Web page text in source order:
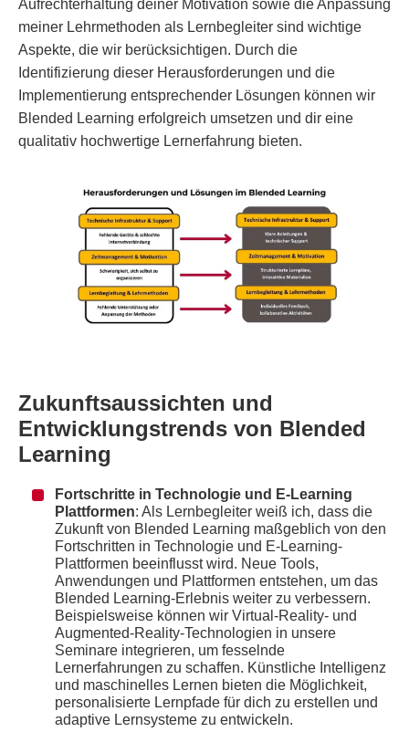
Aufrechterhaltung deiner Motivation sowie die Anpassung
meiner Lehrmethoden als Lernbegleiter sind wichtige
Aspekte, die wir berücksichtigen. Durch die
Identifizierung dieser Herausforderungen und die
Implementierung entsprechender Lösungen können wir
Blended Learning erfolgreich umsetzen und dir eine
qualitativ hochwertige Lernerfahrung bieten.
Zukunftsaussichten und
Entwicklungstrends von Blended
Learning
Fortschritte in Technologie und E-Learning
Plattformen: Als Lernbegleiter weiß ich, dass die
Zukunft von Blended Learning maßgeblich von den
Fortschritten in Technologie und E-Learning-
Plattformen beeinflusst wird. Neue Tools,
Anwendungen und Plattformen entstehen, um das
Blended Learning-Erlebnis weiter zu verbessern.
Beispielsweise können wir Virtual-Reality- und
Augmented-Reality-Technologien in unsere
Seminare integrieren, um fesselnde
Lernerfahrungen zu schaffen. Künstliche Intelligenz
und maschinelles Lernen bieten die Möglichkeit,
personalisierte Lernpfade für dich zu erstellen und
adaptive Lernsysteme zu entwickeln.